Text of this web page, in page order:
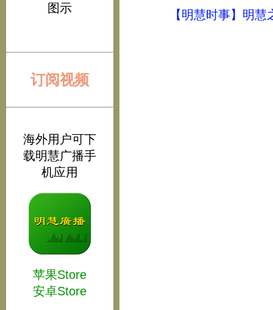
图示
订阅视频
海外用户可下
载明慧广播手
机应用
苹果Store
安卓Store
【明慧时事】明